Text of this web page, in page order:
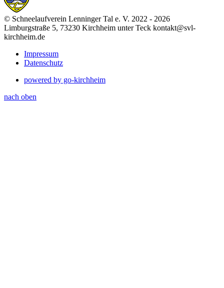
© Schneelaufverein Lenninger Tal e. V. 2022 - 2026
Limburgstraße 5, 73230 Kirchheim unter Teck kontakt@svl-
kirchheim.de
Impressum
Datenschutz
powered by go-kirchheim
nach oben